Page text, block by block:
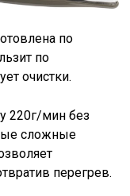
по
по
очистки.
220г/мин без
сложные
перегрев.